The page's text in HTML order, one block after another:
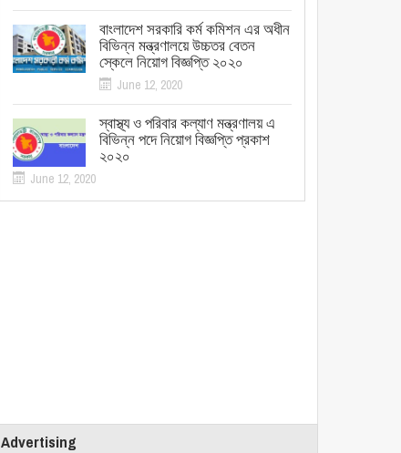
বাংলাদেশ সরকারি কর্ম কমিশন এর অধীন
বিভিন্ন মন্ত্রণালয়ে উচ্চতর বেতন
স্কেলে নিয়োগ বিজ্ঞপ্তি ২০২০
June 12, 2020
স্বাস্থ্য ও পরিবার কল্যাণ মন্ত্রণালয় এ
বিভিন্ন পদে নিয়োগ বিজ্ঞপ্তি প্রকাশ
২০২০
June 12, 2020
Advertising